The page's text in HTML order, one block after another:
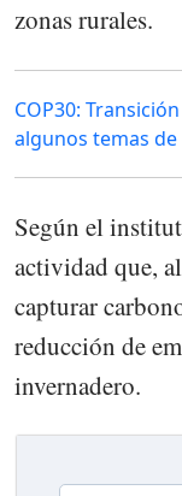
zonas rurales.
COP30:
algunos temas
Según el
actividad que,
capturar
reducción de
invernadero.